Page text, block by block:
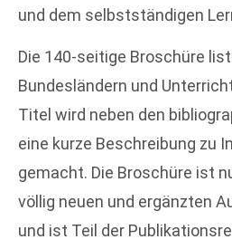
und dem selbstständi­gen
Die 140-seitige Broschüre
Bundesländern und
Titel wird neben den
eine kurze Beschreibung zu
gemacht. Die Broschüre ist
völlig neuen und ergänzten
und ist Teil der